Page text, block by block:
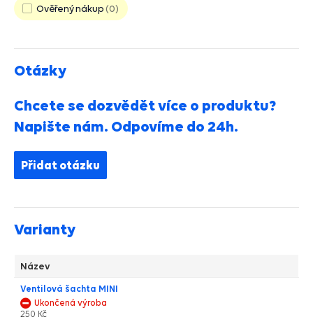
Ověřený nákup 0
Otázky
Chcete se dozvědět více o produktu?
Napište nám. Odpovíme do 24h.
Přidat otázku
Varianty
Název
Ventilová šachta MINI
Ukončená výroba
250 Kč